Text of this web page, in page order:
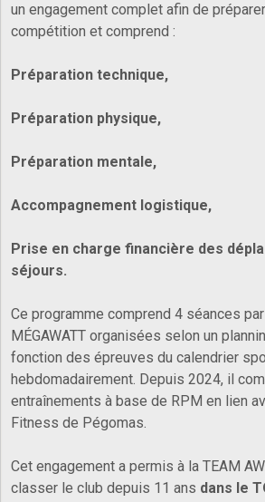
un engagement complet afin de
compétition et comprend :
Préparation technique,
Préparation physique,
Préparation mentale,
Accompagnement logistique,
Prise en charge financière des
séjours.
Ce programme comprend 4 séances
MÉGAWATT organisées selon un
fonction des épreuves du calendrier
hebdomadairement. Depuis 2024, il
entraînements à base de RPM en lien
Fitness de Pégomas.
Cet engagement a permis à la TEAM
classer le club depuis 11 ans dans le